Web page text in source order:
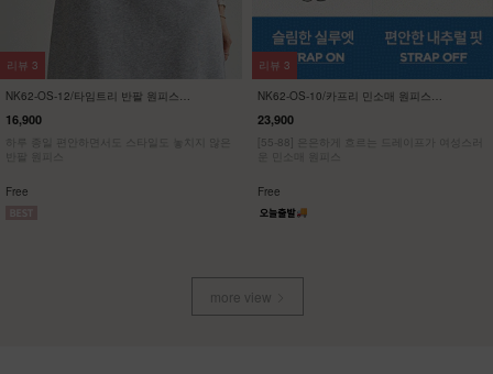
NK32-P-1/에이지 와이드 팬츠
23,900
[55~120] 여성스러운 스커트처럼, 맥시멈 와이
드핏 밴딩팬츠
Free
리뷰 57
KO22-T-12/배색 브이넥 스판티
19,9007,900
[ 한정수량 특가 ]
M(~66),L(~88),XL(~100),1(~120)
리뷰 21
more view